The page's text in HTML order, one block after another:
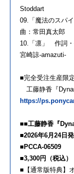
Stoddart
09.「魔法のスパ
曲：常田真太郎
10.「凛」 作詞
宮崎諒-amazuti-
■完全受注生産限
工藤静香『
https://
■■工藤静香『
■2026年6月24日
■PCCA-06509
■3,300円（税込）
■【通常版特典】